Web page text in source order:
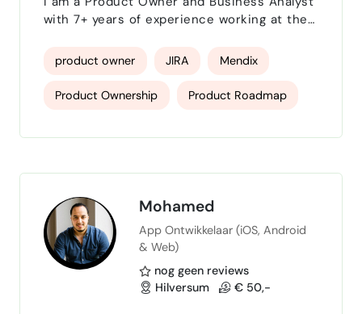
with 7+ years of experience working at the
digital platforms. I specialize in translating
business needs into scalable digital
products and clear technical requirements.
I have worked with cross-functional teams
services to design, launch, and improve
product owner JIRA Mendix
Product Ownership Product Roadmap
Stakeholder Management
Functional Specifications scrum agile
Backlog Management Sprint Planning
Mohamed
App Ontwikkelaar (iOS, Android
& Web)
nog geen reviews
Hilversum
€ 50,-